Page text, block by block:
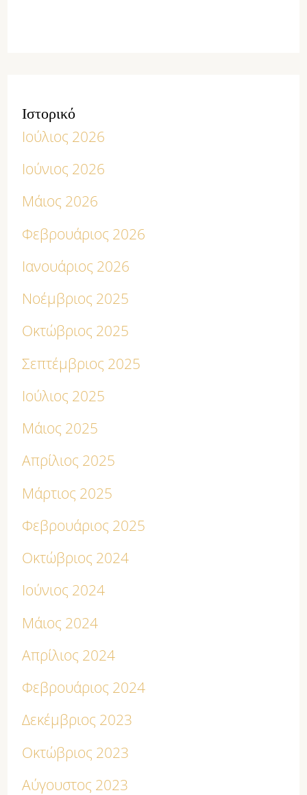
Ιστορικό
Ιούλιος 2026
Ιούνιος 2026
Μάιος 2026
Φεβρουάριος 2026
Ιανουάριος 2026
Νοέμβριος 2025
Οκτώβριος 2025
Σεπτέμβριος 2025
Ιούλιος 2025
Μάιος 2025
Απρίλιος 2025
Μάρτιος 2025
Φεβρουάριος 2025
Οκτώβριος 2024
Ιούνιος 2024
Μάιος 2024
Απρίλιος 2024
Φεβρουάριος 2024
Δεκέμβριος 2023
Οκτώβριος 2023
Αύγουστος 2023